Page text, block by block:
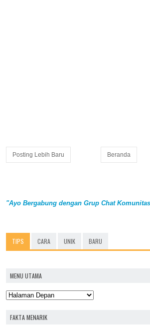
Posting Lebih Baru Beranda
"Ayo Bergabung dengan Grup Chat
TIPS CARA UNIK BARU
MENU UTAMA
FAKTA MENARIK